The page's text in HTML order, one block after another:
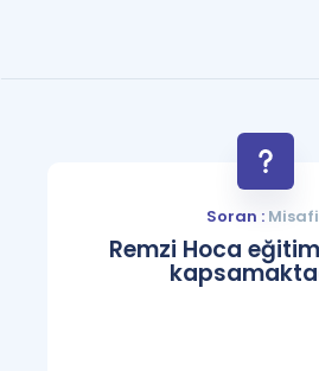
Soran :
Remzi Hoca